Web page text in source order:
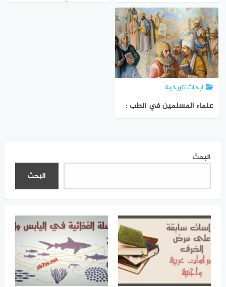
والخوارزميات الذي غير وجه
العلم
ابحاث تاريخية
علماء المسلمين في الطب :
البحث
البحث